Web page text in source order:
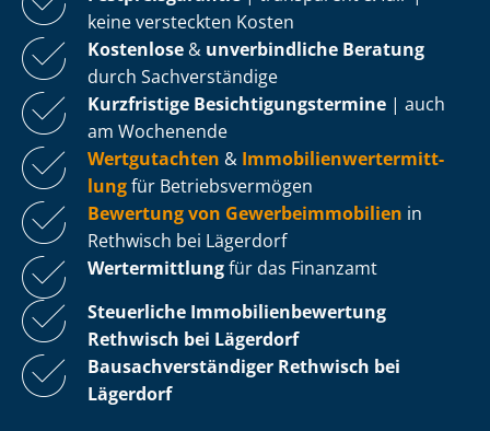
keine versteckten Kosten
Kostenlose & unverbindliche Beratung
durch Sachverständige
Kurzfristige Be­sich­ti­gungs­ter­mi­ne | auch
am Wochenende
Wertgutachten & Im­mo­bi­li­en­wert­ermitt­
lungfür Be­triebs­ver­mö­gen
Bewertung von Ge­wer­be­im­mo­bi­li­en in
Rethwisch bei Lägerdorf
Wertermittlungfür das Finanzamt
Steuerliche Im­mo­bi­li­en­be­wer­tung
Rethwisch bei Lägerdorf
Bau­sach­ver­stän­di­ger Rethwisch bei
Lägerdorf